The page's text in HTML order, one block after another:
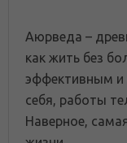
Аюрведа –
как жить без
эффективным и
себя, работы
Наверное,